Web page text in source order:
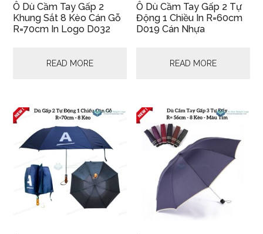
Ô Dù Cầm Tay Gấp 2
Khung Sắt 8 Kèo Cán Gỗ
R=70cm In Logo D032
READ MORE
Ô Dù Cầm Tay Gấp 2 Tự
Động 1 Chiều In R=60cm
D019 Cán Nhựa
READ MORE